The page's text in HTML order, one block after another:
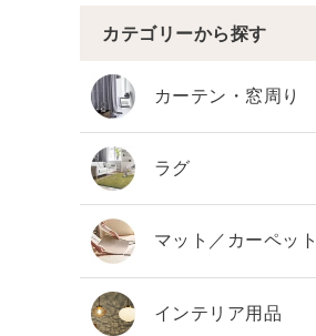
ようこそ ゲスト 様
ログイン person 新規会員登録
カテゴリーから探す
カテゴリーから探す
カーテン・窓周り
ラグ
マット／カーペット
インテリア用品